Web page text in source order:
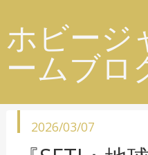
ホビージ
ームブロ
投
日
2026/03/07